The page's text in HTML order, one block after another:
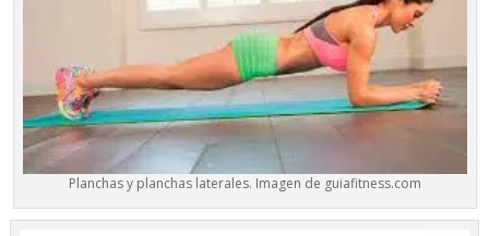
Planchas y planchas laterales. Imagen de guiafitness.com